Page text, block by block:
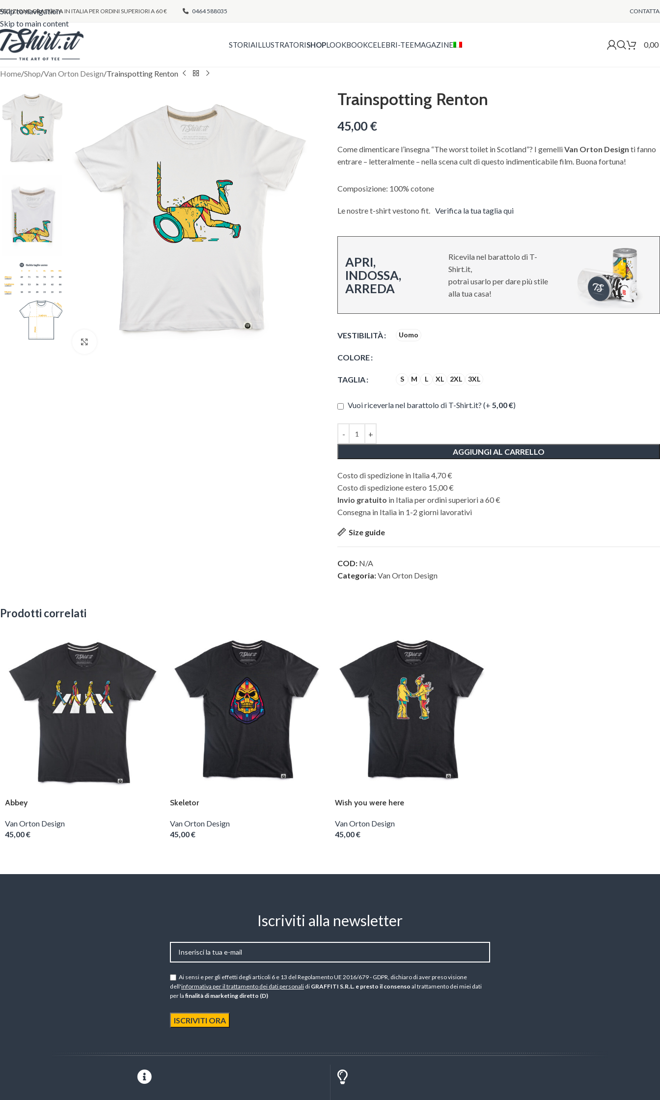
Skip to navigation
Skip to main content
GRATUITA IN ITALIA PER ORDINI SUPERIORI A 60 € 0464 588035
STORIAILLUSTRATORISHOPLOOKBOOKCELEBRI-TEEMAGAZINE 0,00
Home Shop Van Orton Design Trainspotting Renton
Trainspotting Renton
45,00€
Come dimenticare l’insegna “The worst toilet in Scotland”? I gemelliVan Orton Design ti fanno
entrare – letteralmente – nella scena cult di questo indimenticabile film. Buona fortuna!
Composizione: 100% cotone
Le nostre t-shirt vestono fit. Verifica la tua taglia qui
APRI,
INDOSSA,
ARREDA
Ricevila nel barattolo di T-
Shirt.it,
potrai usarlo per dare più stile
alla tua casa!
VESTIBILITÀ Uomo
COLORE
TAGLIA S M L XL 2XL 3XL
Vuoi riceverla nel barattolo di T-Shirt.it? (+ 5,00€)
AGGIUNGI AL CARRELLO
Costo di spedizione in Italia 4,70 €
Costo di spedizione estero 15,00 €
Invio gratuito in Italia per ordini superiori a 60 €
Consegna in Italia in 1-2 giorni lavorativi
Size guide
COD: N/A
Categoria:Van Orton Design
Prodotti correlati
Abbey
Van Orton Design
45,00€
Skeletor
Van Orton Design
45,00€
Wish you were here
Van Orton Design
45,00€
Iscriviti alla newsletter
Ai sensi e per gli effetti degli articoli 6 e 13 del Regolamento UE 2016/679 - GDPR, dichiaro di aver preso visione
dell'informativa per il trattamento dei dati personali di GRAFFITI S.R.L. e presto il consenso al trattamento dei miei dati
per la finalità di marketing diretto (D)